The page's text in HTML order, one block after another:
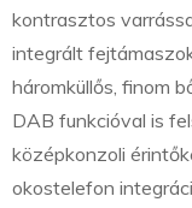
kontrasztos
integrált
háromküllős, finom
DAB funkcióval is
középkonzoli
okostelefon